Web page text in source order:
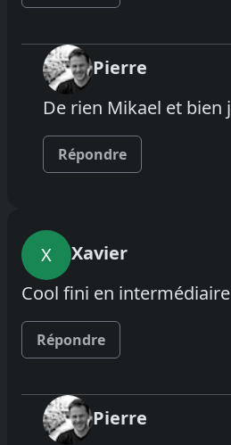
Pierre
De rien Mikael et bien
Répondre
X
Xavier
Cool fini en
Répondre
Pierre